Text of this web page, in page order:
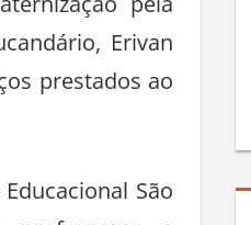
pela
Erivan
prestados ao
São